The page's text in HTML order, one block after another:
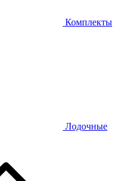
Комплекты
Лодочные